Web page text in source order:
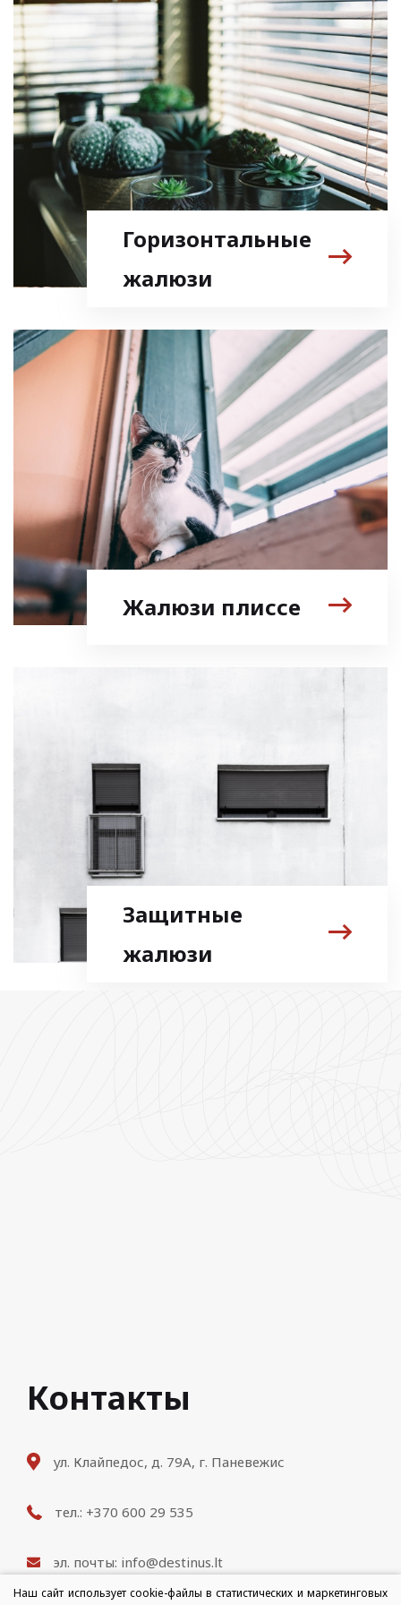
Горизонтальные
жалюзи
Жалюзи плиссе
Защитные
жалюзи
Контакты
ул. Клайпедос, д. 79A, г. Паневежис
тел.: +370 600 29 535
эл. почты: info@destinus.lt
Наш сайт использует cookie-файлы в статистических и маркетинговых